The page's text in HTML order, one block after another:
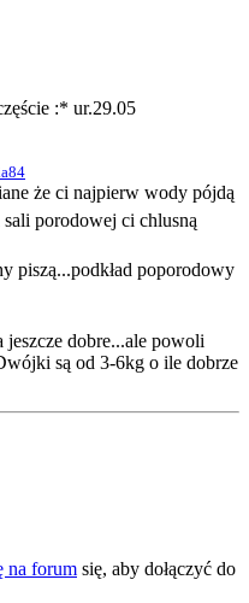
:* ur.29.05
że ci najpierw wody pójdą
porodowej ci chlusną
piszą...podkład poporodowy
jeszcze dobre...ale powoli
są od 3-6kg o ile dobrze
na forum się, aby dołączyć do